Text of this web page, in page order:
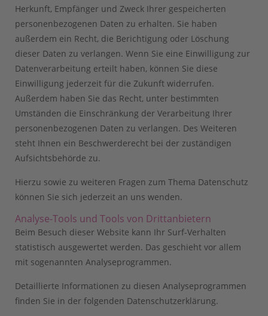
Herkunft, Empfänger und Zweck Ihrer gespeicherten
personenbezogenen Daten zu erhalten. Sie haben
außerdem ein Recht, die Berichtigung oder Löschung
dieser Daten zu verlangen. Wenn Sie eine Einwilligung zur
Datenverarbeitung erteilt haben, können Sie diese
Einwilligung jederzeit für die Zukunft widerrufen.
Außerdem haben Sie das Recht, unter bestimmten
Umständen die Einschränkung der Verarbeitung Ihrer
personenbezogenen Daten zu verlangen. Des Weiteren
steht Ihnen ein Beschwerderecht bei der zuständigen
Aufsichtsbehörde zu.
Hierzu sowie zu weiteren Fragen zum Thema Datenschutz
können Sie sich jederzeit an uns wenden.
Analyse-Tools und Tools von Dritt­anbietern
Beim Besuch dieser Website kann Ihr Surf-Verhalten
statistisch ausgewertet werden. Das geschieht vor allem
mit sogenannten Analyseprogrammen.
Detaillierte Informationen zu diesen Analyseprogrammen
finden Sie in der folgenden Datenschutzerklärung.